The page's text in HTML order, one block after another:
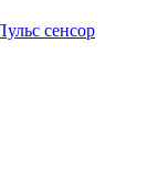
сенсор